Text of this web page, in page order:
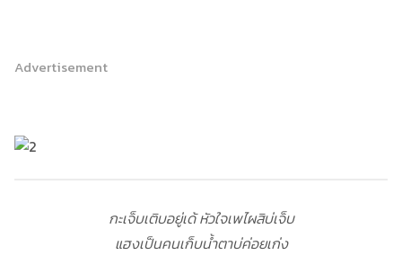
Advertisement
กะเจ็บเติบอยู่เด้ หัวใจเพไผสิบ่เจ็บ
แฮงเป็นคนเก็บน้ำตาบ่ค่อยเก่ง